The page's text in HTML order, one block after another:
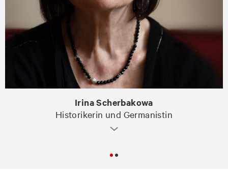
Irina Scherbakowa
Historikerin und Germanistin